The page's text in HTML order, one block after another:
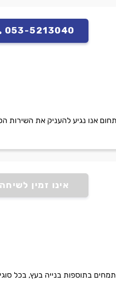
053-5213040
אנו נגיע להעניק את השירות
אינו זמין לשיחה
בתוספות בנייה בעץ, בכל סוגי